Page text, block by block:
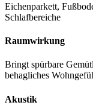
Eichenparkett,
Schlafbereiche
Raumwirkung
Bringt spürbare
behagliches
Akustik